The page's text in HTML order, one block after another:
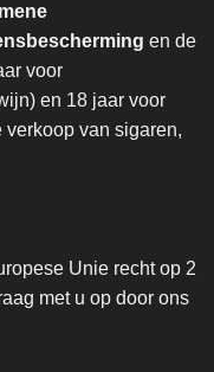
en de
voor
en 18 jaar voor
van sigaren,
Unie recht op 2
met u op door ons